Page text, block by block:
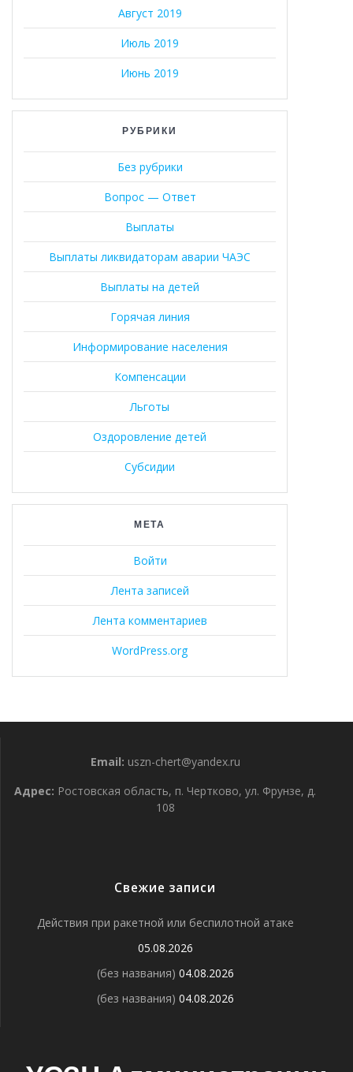
Август 2019
Июль 2019
Июнь 2019
РУБРИКИ
Без рубрики
Вопрос — Ответ
Выплаты
Выплаты ликвидаторам аварии ЧАЭС
Выплаты на детей
Горячая линия
Информирование населения
Компенсации
Льготы
Оздоровление детей
Субсидии
МЕТА
Войти
Лента записей
Лента комментариев
WordPress.org
Email: uszn-chert@yandex.ru
Адрес: Ростовская область, п. Чертково, ул. Фрунзе, д.
108
Свежие записи
Действия при ракетной или беспилотной атаке
05.08.2026
(без названия) 04.08.2026
(без названия) 04.08.2026